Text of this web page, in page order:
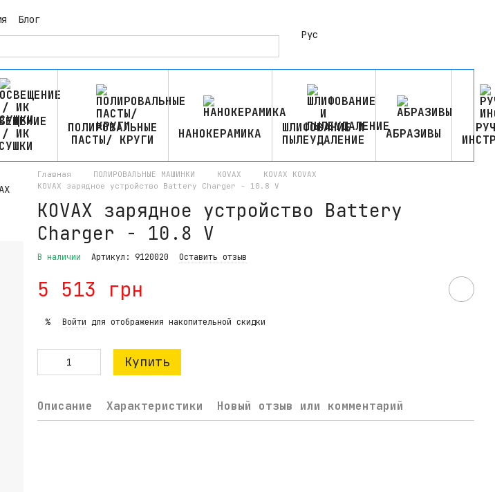
Блог
Рус
/ ИК
СУШКИ
ПОЛИРОВАЛЬНЫЕ
ПАСТЫ/ КРУГИ
НАНОКЕРАМИКА
ШЛИФОВАНИЕ И
ПЫЛЕУДАЛЕНИЕ
АБРАЗИВЫ
Главная ПОЛИРОВАЛЬНЫЕ МАШИНКИ KOVAX
KOVAX KOVAX
KOVAX зарядное устройство Battery Charger - 10.8 V
KOVAX зарядное устройство Battery
Charger - 10.8 V
В наличии Артикул: 9120020 Оставить отзыв
5 513 грн
% Войти для отображения накопительной скидки
Купить
Описание Характеристики Новый отзыв или комментарий